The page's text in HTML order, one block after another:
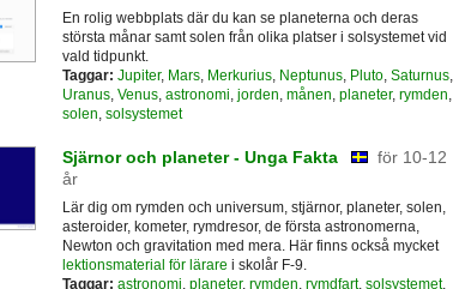
En rolig webbplats där du kan se planeterna och deras
största månar samt solen från olika platser i solsystemet vid
vald tidpunkt.
Taggar: Jupiter, Mars, Merkurius, Neptunus, Pluto, Saturnus,
Uranus, Venus, astronomi, jorden, månen, planeter, rymden,
solen, solsystemet
Sjärnor och planeter - Unga Fakta
för 10-12
år
Lär dig om rymden och universum, stjärnor, planeter, solen,
asteroider, kometer, rymdresor, de första astronomerna,
Newton och gravitation med mera. Här finns också mycket
lektionsmaterial för lärare i skolår F-9.
Taggar: astronomi, planeter, rymden, rymdfart, solsystemet,